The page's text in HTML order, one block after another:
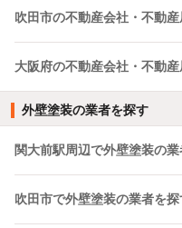
吹田市の不動産会社・不動
大阪府の不動産会社・不動
外壁塗装の業者を探す
関大前駅周辺で外壁塗装の
吹田市で外壁塗装の業者を探